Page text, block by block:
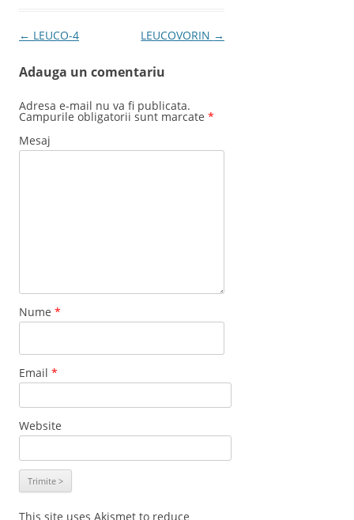
Post navigation
← LEUCO-4 LEUCOVORIN →
Adauga un comentariu
Adresa e-mail nu va fi publicata.
Campurile obligatorii sunt marcate *
Mesaj
Nume *
Email *
Website
This site uses Akismet to reduce